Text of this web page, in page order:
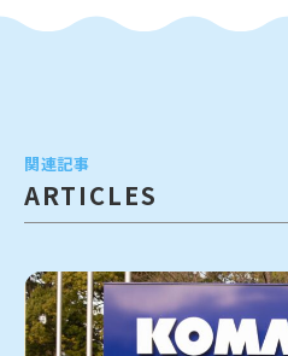
関連記事
ARTICLES